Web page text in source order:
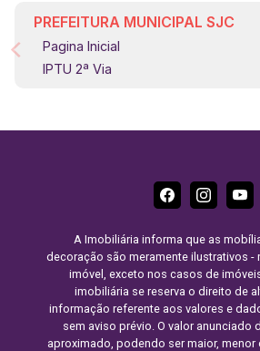
PREFEITURA MUNICIPAL SJC
Pagina Inicial
IPTU 2ª Via
A Imobiliária informa que as
decoração são meramente ilustrativos -
imóvel, exceto nos casos de
imobiliária se reserva o direito de
informação referente aos valores e
sem aviso prévio. O valor anunciado
aproximado, podendo ser maior, menor